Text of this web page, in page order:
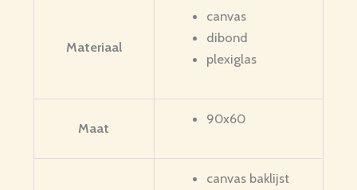
Materiaal
canvas
dibond
plexiglas
Maat
90x60
canvas baklijst